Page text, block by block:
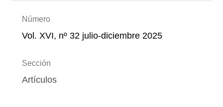
Número
Vol. XVI, nº 32 julio-diciembre 2025
Sección
Artículos